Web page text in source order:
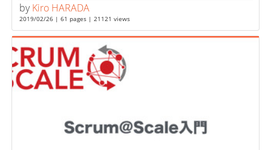
byKiro HARADA
2019/02/26 | 61 pages | 21121 views